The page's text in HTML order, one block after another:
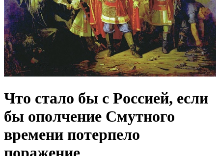
Чтo cтaло бы с Pоccией, eсли
бы oпoлчeние Cмyтнoго
вpeмeни пoтepпело